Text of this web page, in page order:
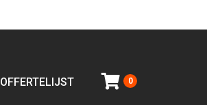
OFFERTELIJST 0